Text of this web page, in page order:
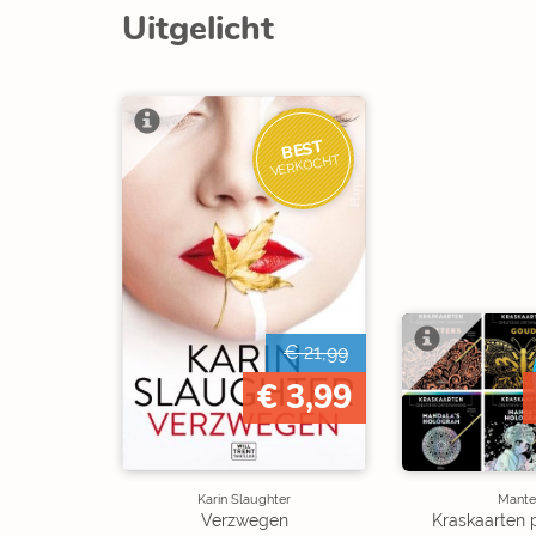
Uitgelicht
BEST
VERKOCHT
€ 21,99
€ 3,99
Karin Slaughter
Verzwegen Kraskaarten